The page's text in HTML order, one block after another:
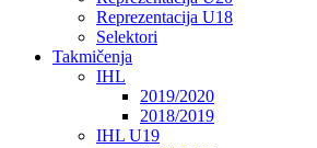
Reprezentacija U18
Selektori
Takmičenja
IHL
2019/2020
2018/2019
IHL U19